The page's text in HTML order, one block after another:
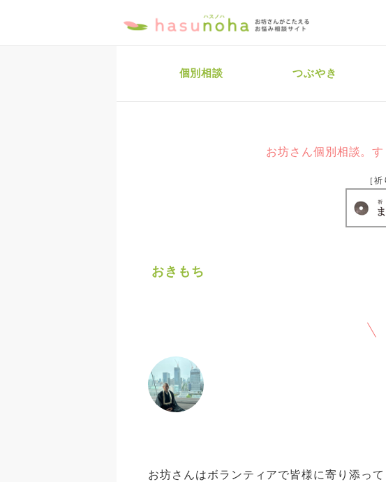
個別相談 つぶやき
お坊さん個別相談。
［
おきもち
お坊さんはボランティアで皆様に寄り添っ